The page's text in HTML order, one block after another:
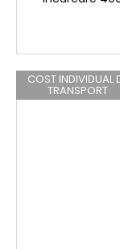
COST INDIVIDUAL
TRANSPORT